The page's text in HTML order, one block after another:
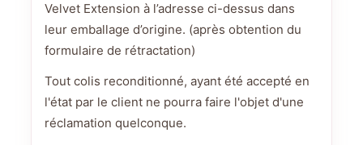
Velvet Extension à l’adresse ci-dessus dans
leur emballage d’origine. (après obtention du
formulaire de rétractation)
Tout colis reconditionné, ayant été accepté en
l'état par le client ne pourra faire l'objet d'une
réclamation quelconque.